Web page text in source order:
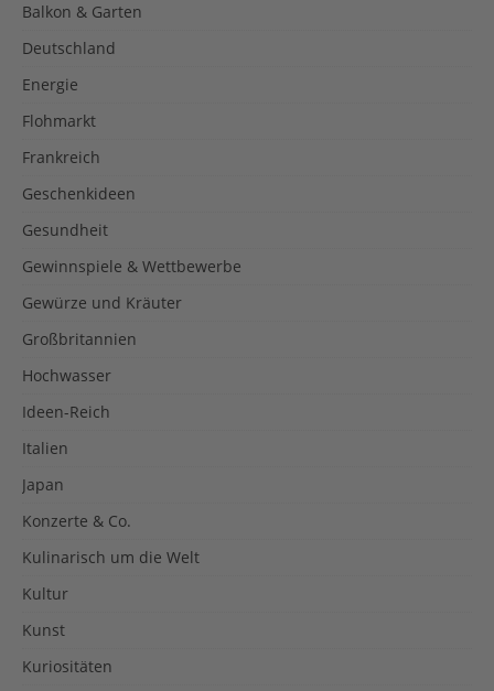
Balkon & Garten
Deutschland
Energie
Flohmarkt
Frankreich
Geschenkideen
Gesundheit
Gewinnspiele & Wettbewerbe
Gewürze und Kräuter
Großbritannien
Hochwasser
Ideen-Reich
Italien
Japan
Konzerte & Co.
Kulinarisch um die Welt
Kultur
Kunst
Kuriositäten